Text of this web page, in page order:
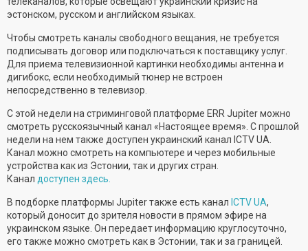
эстонском, русском и английском языках.
Чтобы смотреть каналы свободного вещания, не требуется
подписывать договор или подключаться к поставщику услуг.
Для приема телевизионной картинки необходимы антенна и
дигибокс, если необходимый тюнер не встроен
непосредственно в телевизор.
С этой недели на стриминговой платформе ERR Jupiter можно
смотреть русскоязычный канал «Настоящее время». С прошлой
недели на нем также доступен украинский канал ICTV UA.
Канал можно смотреть на компьютере и через мобильные
устройства как из Эстонии, так и других стран.
Канал доступен здесь.
В подборке платформы Jupiter также есть канал ICTV UA,
который доносит до зрителя новости в прямом эфире на
украинском языке. Он передает информацию круглосуточно,
его также можно смотреть как в Эстонии, так и за границей.